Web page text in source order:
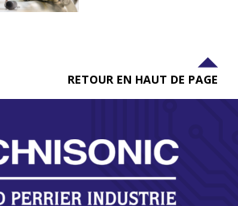
RETOUR EN HAUT DE PAGE